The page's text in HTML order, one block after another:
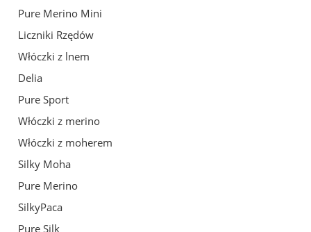
Pure Merino Mini
Liczniki Rzędów
Włóczki z lnem
Delia
Pure Sport
Włóczki z merino
Włóczki z moherem
Silky Moha
Pure Merino
SilkyPaca
Pure Silk